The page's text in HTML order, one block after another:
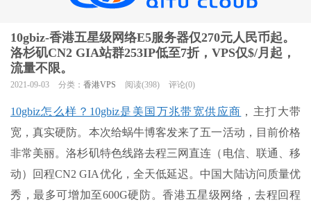
10gbiz-香港五星级网络E5服务器仅270元人民币起。
洛杉矶CN2 GIA站群253IP低至7折，VPS仅$/月起，
流量不限。
2021-09-03 分类： 香港VPS 阅读(398) 评论(0)
10gbiz怎么样？ 10gbiz是美国万兆带宽供应商 ，主打大带
宽，真实硬防。本次给蜗牛博客发来了五一活动，目前价格
非常美丽。洛杉矶特色线路去程三网直连（电信、联通、移
动）回程CN2 GIA优化，全天低延迟。中国大陆访问质量优
秀，最多可增加至600G硬防。香港五星级网络，去程回程